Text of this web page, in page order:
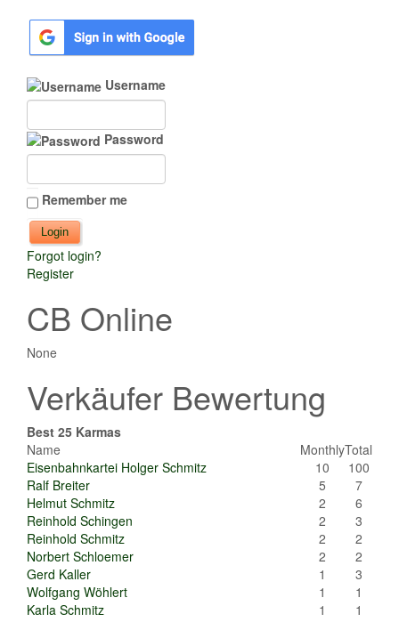
Username
Password
Remember me
Forgot login?
Register
CB Online
None
Verkäufer Bewertung
Best 25 Karmas
Name
MonthlyTotal
Eisenbahnkartei Holger Schmitz
10
100
Ralf Breiter
5
7
Helmut Schmitz
2
6
Reinhold Schingen
2
3
Reinhold Schmitz
2
2
Norbert Schloemer
2
2
Gerd Kaller
1
3
Wolfgang Wöhlert
1
1
Karla Schmitz
1
1